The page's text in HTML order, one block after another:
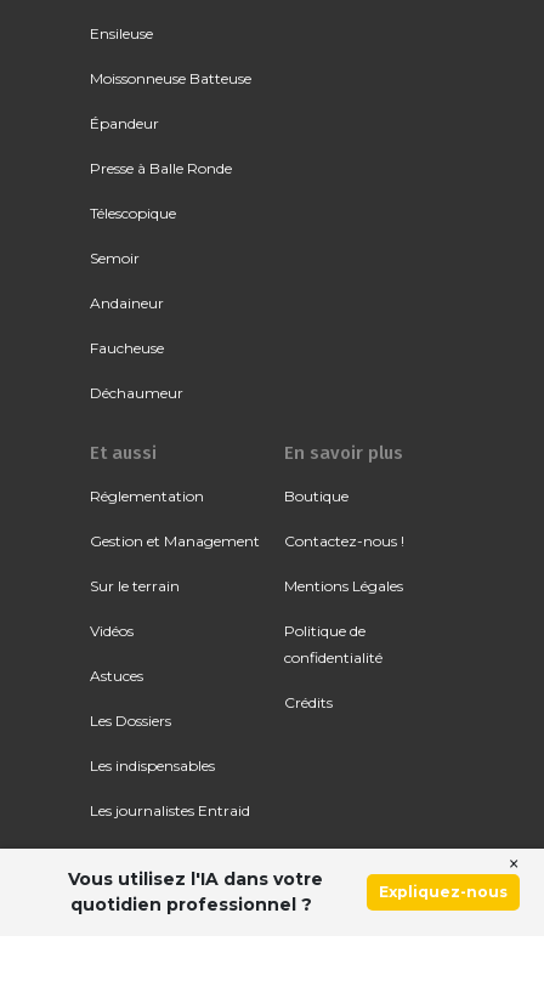
Ensileuse
Moissonneuse Batteuse
Épandeur
Presse à Balle Ronde
Télescopique
Semoir
Andaineur
Faucheuse
Déchaumeur
Et aussi
Réglementation
Gestion et Management
Sur le terrain
Vidéos
Astuces
Les Dossiers
Les indispensables
Les journalistes Entraid
En savoir plus
Boutique
Contactez-nous !
Mentions Légales
Politique de
confidentialité
Crédits
Vous utilisez l'IA dans votre
quotidien professionnel ?
Expliquez-nous
×